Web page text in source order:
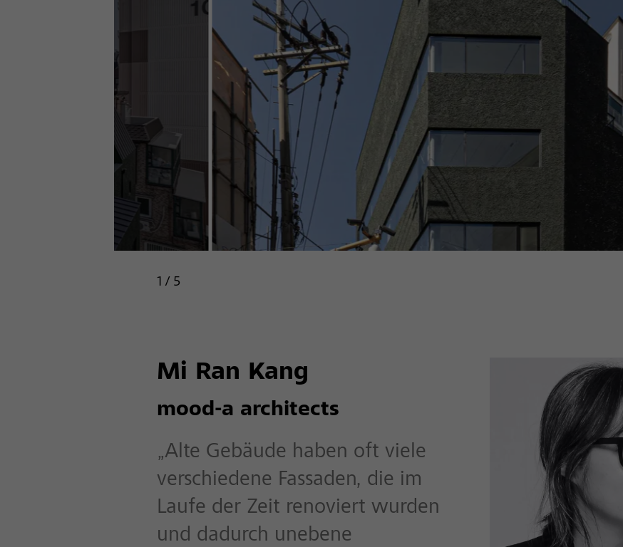
1 / 5
Mi Ran Kang
mood-a architects
„Alte Gebäude haben oft viele
verschiedene Fassaden, die im
Laufe der Zeit renoviert wurden
und dadurch unebene